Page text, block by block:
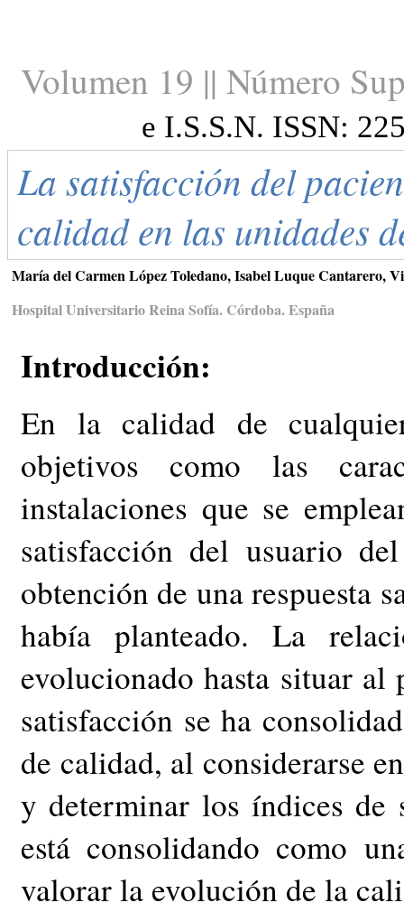
Volumen 19 || Número
e I.S.S.N. ISSN:
La satisfacción del
calidad en las unidades
María del Carmen López Toledano, Isabel Luque Cantarero,
Hospital Universitario Reina Sofía. Córdoba. España
Introducción:
En la calidad de
objetivos como las
instalaciones que se
satisfacción del usuario
obtención de una respuesta
había planteado. La
evolucionado hasta situar
satisfacción se ha
de calidad, al considerarse
y determinar los índices de
está consolidando como
valorar la evolución de la